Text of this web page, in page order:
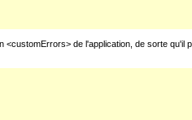
de l'application, de sorte qu'il